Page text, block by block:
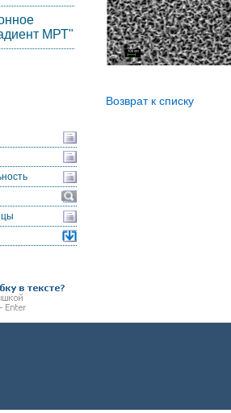
Возврат к списку
МРТ"